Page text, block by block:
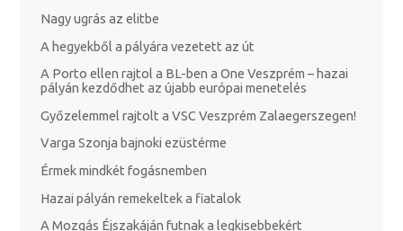
Nagy ugrás az elitbe
A hegyekből a pályára vezetett az út
A Porto ellen rajtol a BL-ben a One Veszprém – hazai
pályán kezdődhet az újabb európai menetelés
Győzelemmel rajtolt a VSC Veszprém Zalaegerszegen!
Varga Szonja bajnoki ezüstérme
Érmek mindkét fogásnemben
Hazai pályán remekeltek a fiatalok
A Mozgás Éjszakáján futnak a legkisebbekért